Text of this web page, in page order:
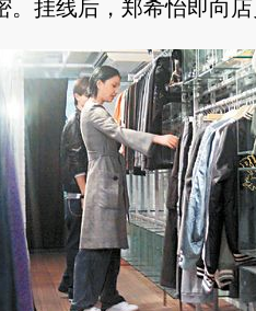
。挂线后，郑希怡即向